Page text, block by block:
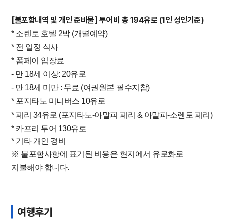
[불포함내역 및 개인 준비물] 투어비 총 194유로 (1인 성인기준)
* 소렌토 호텔 2박 (개별예약)
* 전 일정 식사
* 폼페이 입장료
- 만 18세 이상: 20유로
- 만 18세 미만 : 무료 (여권원본 필수지참)
* 포지타노 미니버스 10유로
*페리 34유로 (포지타노-아말피 페리 & 아말피-소렌토 페리)
* 카프리 투어 130유로
* 기타 개인 경비
※ 불포함사항에 표기된 비용은 현지에서 유로화로
지불해야 합니다.
여행후기